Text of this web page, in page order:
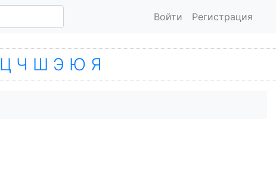
Войти Регистрация
Ц Ч Ш Э Ю Я